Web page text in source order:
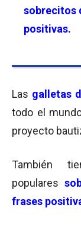
sobrecitos
positivas.
Las galletas
todo el
proyecto
También
populares
frases